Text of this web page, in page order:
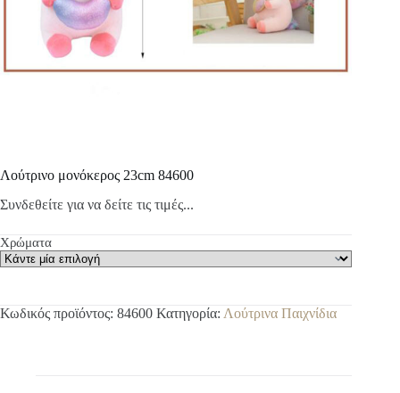
Λούτρινο μονόκερος 23cm 84600
Συνδεθείτε για να δείτε τις τιμές...
Χρώματα
Κωδικός προϊόντος: 84600 Κατηγορία: Λούτρινα Παιχνίδια